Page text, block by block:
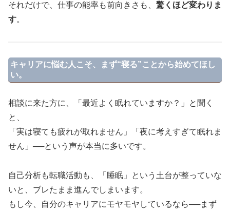
それだけで、仕事の能率も前向きさも、 驚くほど変わりま
す。
キャリアに悩む人こそ、まず“寝る”ことから始めてほし
い。
相談に来た方に、「最近よく眠れていますか？」と聞く
と、
「実は寝ても疲れが取れません」「夜に考えすぎて眠れま
せん」──という声が本当に多いです。
自己分析も転職活動も、「睡眠」という土台が整っていな
いと、ブレたまま進んでしまいます。
もし今、自分のキャリアにモヤモヤしているなら──まず